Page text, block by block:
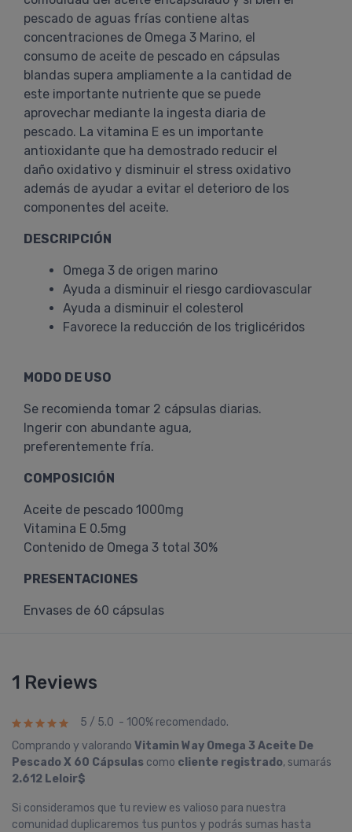
pescado de aguas frías contiene altas
concentraciones de Omega 3 Marino, el
consumo de aceite de pescado en cápsulas
blandas supera ampliamente a la cantidad de
este importante nutriente que se puede
aprovechar mediante la ingesta diaria de
pescado. La vitamina E es un importante
antioxidante que ha demostrado reducir el
daño oxidativo y disminuir el stress oxidativo
además de ayudar a evitar el deterioro de los
componentes del aceite.
DESCRIPCIÓN
Omega 3 de origen marino
Ayuda a disminuir el riesgo cardiovascular
Ayuda a disminuir el colesterol
Favorece la reducción de los triglicéridos
MODO DE USO
Se recomienda tomar 2 cápsulas diarias.
Ingerir con abundante agua,
preferentemente fría.
COMPOSICIÓN
Aceite de pescado 1000mg
Vitamina E 0.5mg
Contenido de Omega 3 total 30%
PRESENTACIONES
Envases de 60 cápsulas
1 Reviews
5 / 5.0 - 100% recomendado.
Comprando y valorando Vitamin Way Omega 3 Aceite De
Pescado X 60 Cápsulas como cliente registrado, sumarás
2.612 Leloir$
Si consideramos que tu review es valioso para nuestra
comunidad duplicaremos tus puntos y podrás sumas hasta